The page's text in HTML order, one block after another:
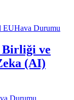
Hava Durumu
Birliği ve
(AI)
Durumu